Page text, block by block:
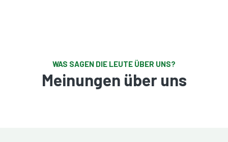
WAS SAGEN DIE LEUTE ÜBER UNS?
Meinungen über uns